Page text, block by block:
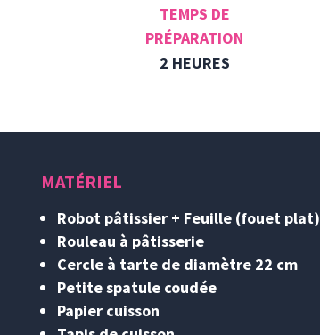
TEMPS DE
PRÉPARATION
2 HEURES
MATÉRIEL
Robot pâtissier + Feuille (fouet plat)
Rouleau à pâtisserie
Cercle à tarte de diamètre 22 cm
Petite spatule coudée
Papier cuisson